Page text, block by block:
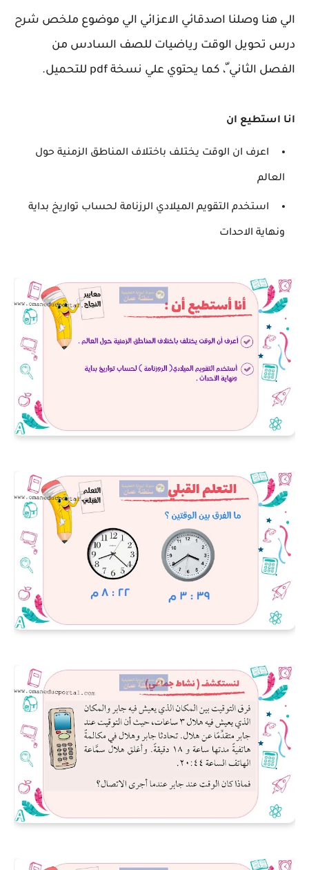
الي هنا وصلنا اصدقائي الاعزائي الي موضوع ملخص شرح
درس تحويل الوقت رياضيات للصف السادس من
الفصل الثاني ّ، كما يحتوي علي نسخة pdf للتحميل.
انا استطيع ان
اعرف ان الوقت يختلف باختلاف المناطق الزمنية حول
العالم
استخدم التقويم الميلادي الرزنامة لحساب تواريخ بداية
ونهاية الاحدات